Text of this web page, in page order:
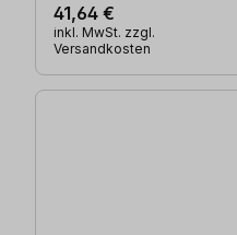
41,64 €
inkl. MwSt. zzgl.
Versandkosten